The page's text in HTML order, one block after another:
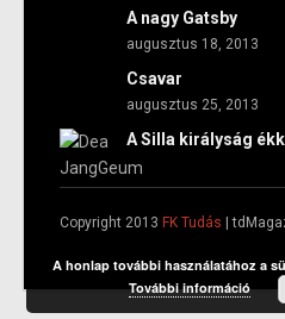
A nagy Gatsby
augusztus 18, 2013
Csavar
augusztus 25, 2013
A Silla királyság
Copyright 2013 FK Tudás |
A honlap további használatához a
További információ